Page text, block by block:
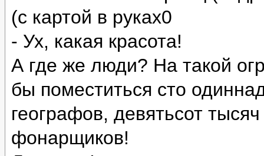
(с картой в руках0
- Ух, какая красота!
А где же люди? На такой
бы поместиться сто
географов, девятьсот
фонарщиков!